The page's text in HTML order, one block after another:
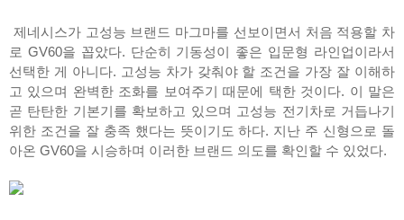
제네시스가 고성능 브랜드 마그마를 선보이면서 처음 적용할 차
로 GV60을 꼽았다. 단순히 기동성이 좋은 입문형 라인업이라서
선택한 게 아니다. 고성능 차가 갖춰야 할 조건을 가장 잘 이해하
고 있으며 완벽한 조화를 보여주기 때문에 택한 것이다. 이 말은
곧 탄탄한 기본기를 확보하고 있으며 고성능 전기차로 거듭나기
위한 조건을 잘 충족 했다는 뜻이기도 하다. 지난 주 신형으로 돌
아온 GV60을 시승하며 이러한 브랜드 의도를 확인할 수 있었다.